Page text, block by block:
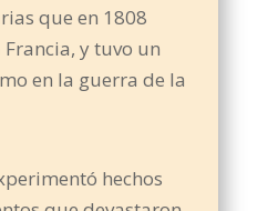
que en 1808
y tuvo un
en la guerra de la
hechos